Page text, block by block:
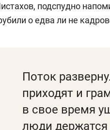
подспудно
о едва ли не
Поток
приходят и
в свое время
люди держатся